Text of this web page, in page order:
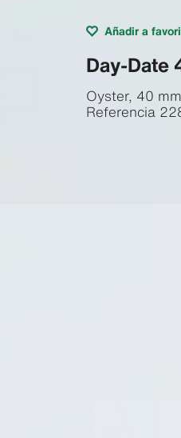
Añadir a
Day-Date
Oyster, 40
Referencia